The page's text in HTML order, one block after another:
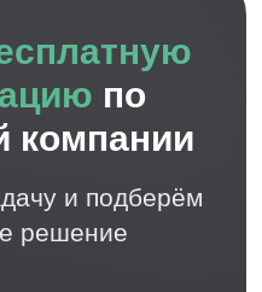
после
с
чистой